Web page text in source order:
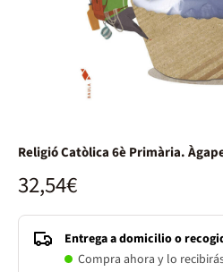
Religió Catòlica 6è Primària.
32,54€
Entrega a domicilio o
Compra ahora y lo